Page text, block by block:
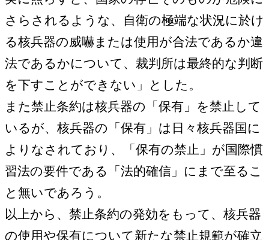
さらされるような、自衛の極端な状況に於け
る核兵器の威嚇または使用が合法であるか違
法であるかについて、裁判所は最終的な判断
を下すことができない」とした。
また禁止条約は核兵器の「保有」を禁止して
いるが、核兵器の「保有」は日々核兵器国に
よりなされており、「保有の禁止」が国際慣
習法の要件である「法的確信」にまで至るこ
と無いであろう。
以上から、禁止条約の発効をもって、核兵器
の使用や保有について新たな禁止規範が確立